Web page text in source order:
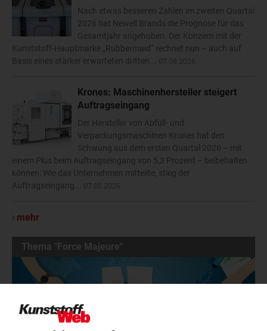
Nach etwas besseren Zahlen im zweiten Quartal
2026 hat Newell Brands die Prognose für das
Gesamtjahr angehoben. Der Konzern mit der
Kunststoff-Hauptmarke „Rubbermaid“ rechnet nun – auch auf
Basis eines stärker erwarteten dritten...
Krones: Maschinenhersteller steigert
Auftragseingang
Der Hersteller von Abfüll- und
Verpackungsmaschinen Krones hat den
Schwung aus dem ersten Quartal 2026 – mit
einem Plus beim Auftragseingang von 5,3 Prozent – beibehalten
können: Wie das Unternehmen mitteilte, stieg der
Auftragseingang...
mehr
Thema "Force Majeure"